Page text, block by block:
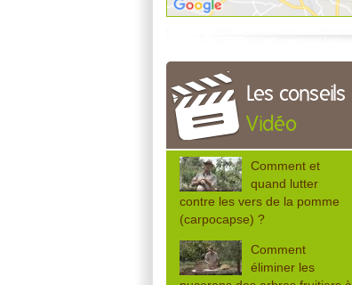
Les conseils
Vidéo
Comment et
quand lutter
contre les vers de la pomme
(carpocapse) ?
Comment
éliminer les